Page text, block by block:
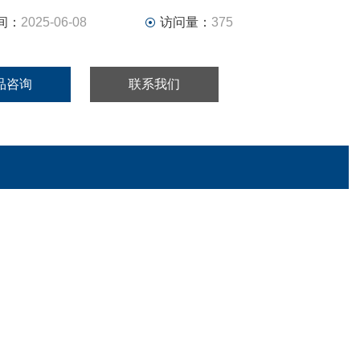
： 2025-06-08 访问量： 375
咨询 联系我们